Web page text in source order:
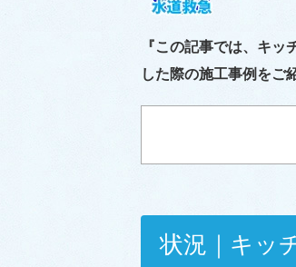
『この記事では、キ
した際の施工事例をご
状況｜キッ